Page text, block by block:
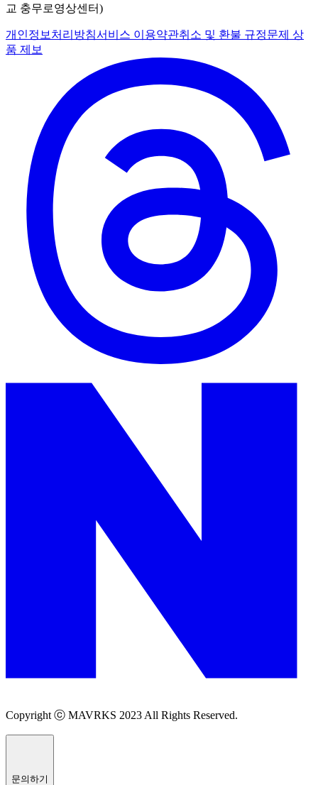
교 충무로영상센터)
개인정보처리방침서비스 이용약관취소 및 환불 규정문제 상
품 제보
Copyright ⓒ MAVRKS 2023 All Rights Reserved.
문의하기